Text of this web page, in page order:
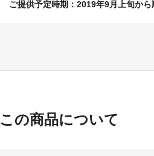
ご提供予定時期：2019年9月上旬から
この商品について